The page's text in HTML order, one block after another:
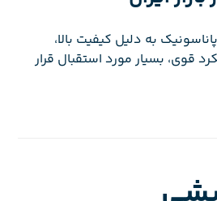
به دلیل کیفیت بالا،
قوی، بسیار مورد استقبال قرار